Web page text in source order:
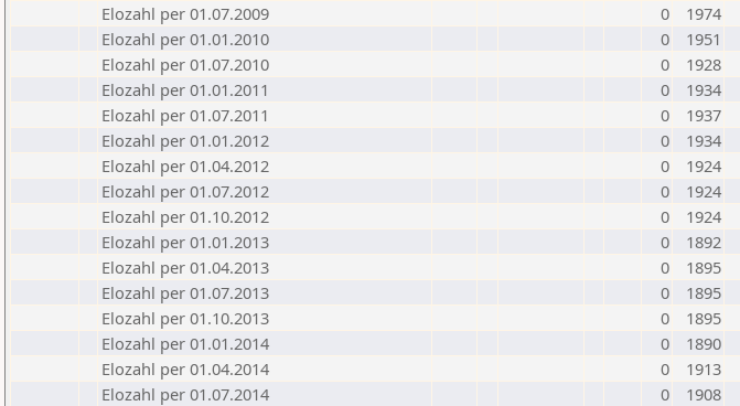
Elozahl per 01.07.2009
0
1974
Elozahl per 01.01.2010
0
1951
Elozahl per 01.07.2010
0
1928
Elozahl per 01.01.2011
0
1934
Elozahl per 01.07.2011
0
1937
Elozahl per 01.01.2012
0
1934
Elozahl per 01.04.2012
0
1924
Elozahl per 01.07.2012
0
1924
Elozahl per 01.10.2012
0
1924
Elozahl per 01.01.2013
0
1892
Elozahl per 01.04.2013
0
1895
Elozahl per 01.07.2013
0
1895
Elozahl per 01.10.2013
0
1895
Elozahl per 01.01.2014
0
1890
Elozahl per 01.04.2014
0
1913
Elozahl per 01.07.2014
0
1908